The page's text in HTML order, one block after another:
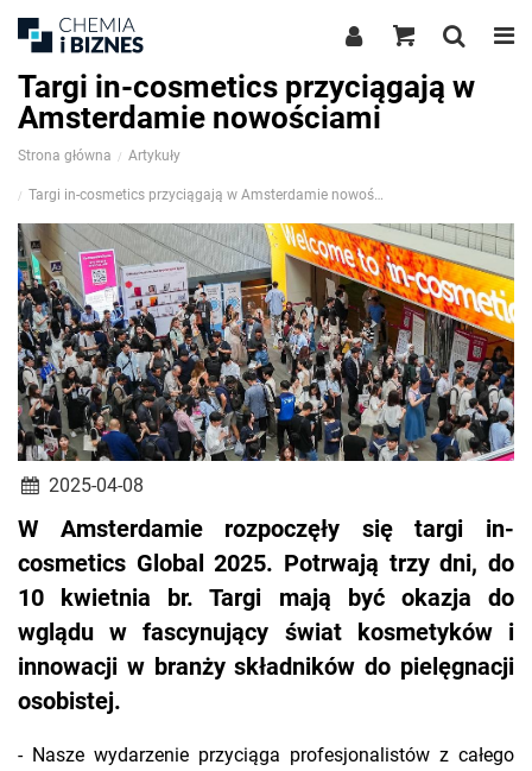
Targi in-cosmetics przyciągają w
Amsterdamie nowościami
Strona główna Artykuły
Targi in-cosmetics przyciągają w Amsterdamie nowościami
2025-04-08
W Amsterdamie rozpoczęły się targi in-
cosmetics Global 2025. Potrwają trzy dni, do
10 kwietnia br. Targi mają być okazja do
wglądu w fascynujący świat kosmetyków i
innowacji w branży składników do pielęgnacji
osobistej.
- Nasze wydarzenie przyciąga profesjonalistów z całego